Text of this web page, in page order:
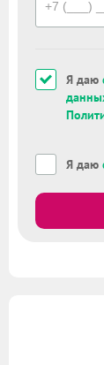
Я даю
Я даю